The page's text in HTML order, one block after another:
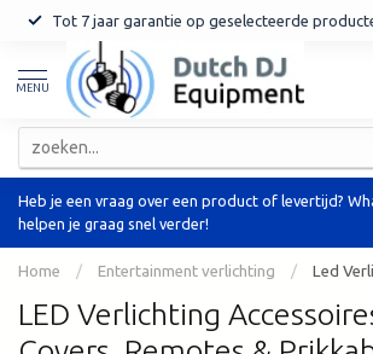
Tot 7 jaar garantie op geselecteerde
MENU
Heb je een vraag over een product of levertijd?
helpen je graag snel verder!
Home / Entertainment verlichting / Led
LED Verlichting